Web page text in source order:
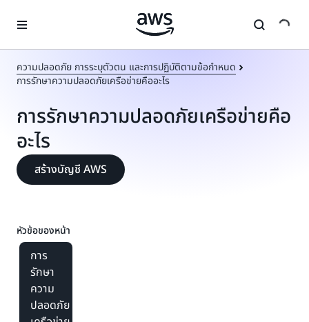
ความปลอดภัย การระบุตัวตน และการปฏิบัติตามข้อกำหนด
การรักษาความปลอดภัยเครือข่ายคืออะไร
การรักษาความปลอดภัยเครือข่ายคือ
อะไร
สร้างบัญชี AWS
หัวข้อของหน้า
การ
รักษา
ความ
ปลอดภัย